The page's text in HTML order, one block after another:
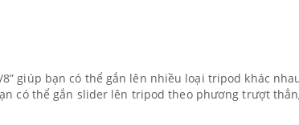
giúp bạn có thể gắn lên nhiều loại tripod khác
có thể gắn slider lên tripod theo phương trượt